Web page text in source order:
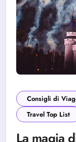
Consigli di
Travel Top List
La magia